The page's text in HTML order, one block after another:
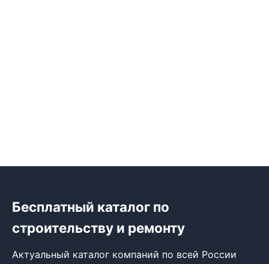
Бесплатный каталог по
строительству и ремонту
Актуальный каталог компаний по всей России